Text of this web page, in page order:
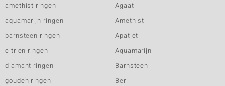
amethist ringen
aquamarijn ringen
barnsteen ringen
citrien ringen
diamant ringen
gouden ringen
Agaat
Amethist
Apatiet
Aquamarijn
Barnsteen
Beril